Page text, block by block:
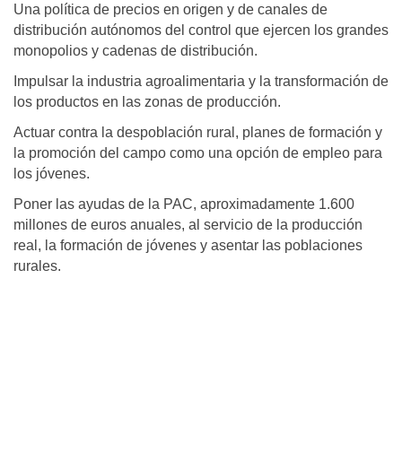
Una política de precios en origen y de canales de
distribución autónomos del control que ejercen los grandes
monopolios y cadenas de distribución.
Impulsar la industria agroalimentaria y la transformación de
los productos en las zonas de producción.
Actuar contra la despoblación rural, planes de formación y
la promoción del campo como una opción de empleo para
los jóvenes.
Poner las ayudas de la PAC, aproximadamente 1.600
millones de euros anuales, al servicio de la producción
real, la formación de jóvenes y asentar las poblaciones
rurales.